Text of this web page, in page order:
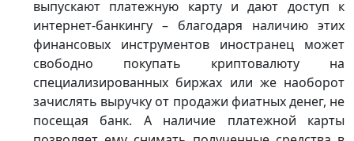
выпускают платежную карту и дают доступ к
интернет-банкингу – благодаря наличию этих
финансовых инструментов иностранец может
свободно покупать криптовалюту на
специализированных биржах или же наоборот
зачислять выручку от продажи фиатных денег, не
посещая банк. А наличие платежной карты